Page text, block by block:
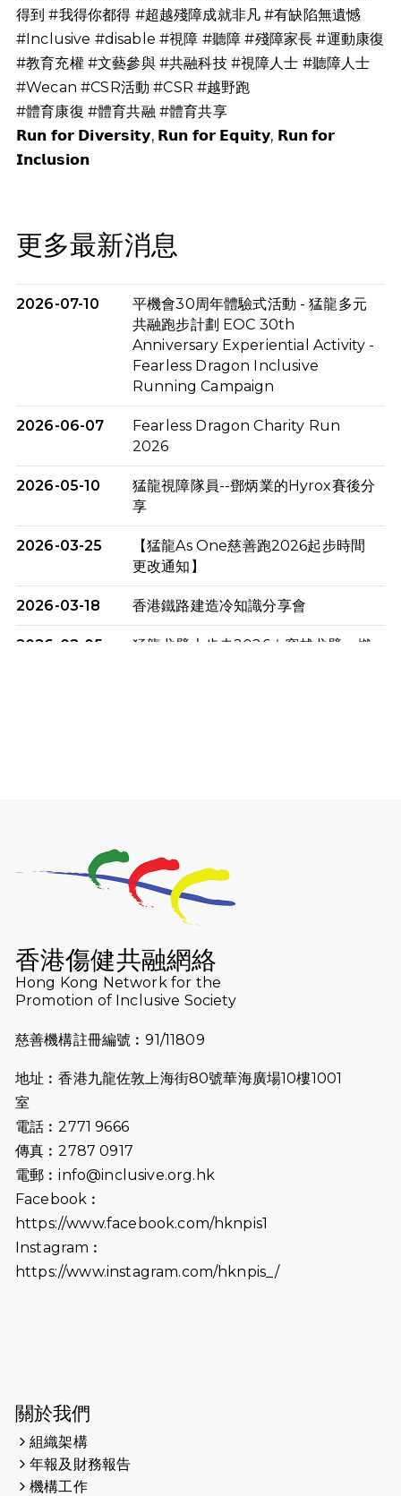
得到 #我得你都得 #超越殘障成就非凡 #有缺陷無遺憾
#Inclusive #disable #視障 #聽障 #殘障家長 #運動康復
#教育充權 #文藝參與 #共融科技 #視障人士 #聽障人士
#Wecan #CSR活動 #CSR #越野跑
#體育康復 #體育共融 #體育共享
𝗥𝘂𝗻 𝗳𝗼𝗿 𝗗𝗶𝘃𝗲𝗿𝘀𝗶𝘁𝘆, 𝗥𝘂𝗻 𝗳𝗼𝗿 𝗘𝗾𝘂𝗶𝘁𝘆, 𝗥𝘂𝗻 𝗳𝗼𝗿
𝗜𝗻𝗰𝗹𝘂𝘀𝗶𝗼𝗻
更多最新消息
2026-07-10
平機會30周年體驗式活動 - 猛龍多元
共融跑步計劃 EOC 30th
Anniversary Experiential Activity -
Fearless Dragon Inclusive
Running Campaign
2026-06-07
Fearless Dragon Charity Run
2026
2026-05-10
猛龍視障隊員--鄧炳業的Hyrox賽後分
享
2026-03-25
【猛龍As One慈善跑2026起步時間
更改通知】
2026-03-18 香港鐵路建造冷知識分享會
2026-02-05
猛龍戈壁大步走2026｜穿越戈壁．燃
2025-09-08 渣打香港馬拉松2026 慈善計劃
Lockton Fearless Dragon Trail
Run 2025
2025-08-07 諾德 x 猛龍慈善共融音樂夜2025
🌟
2025-06-15
會及愛。匯聚商龍會支持！
2025-06-09
《猛龍傳之誰怕誰》電影欣賞 - 感謝
生，GBS，JP出席
2025-06-06
《為你喝采陳百強歌迷會》慷慨贊助
38張門票欣賞香港中樂團 X 陳百強 —
2025-03-21
2025-02-20
2025-02-06
香港傷健共融網絡
Hong Kong Network for the
Promotion of Inclusive Society
慈善機構註冊編號︰91/11809
地址︰香港九龍佐敦上海街80號華海廣場10樓1001
室
電話︰2771 9666
傳真︰2787 0917
電郵︰info@inclusive.org.hk
Facebook︰
https://www.facebook.com/hknpis1
Instagram︰
https://www.instagram.com/hknpis_/
關於我們
組織架構
年報及財務報告
機構工作